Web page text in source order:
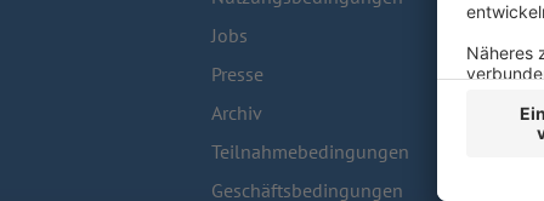
Jobs
Presse
Archiv
Teilnahmebedingungen
Geschäftsbedingungen